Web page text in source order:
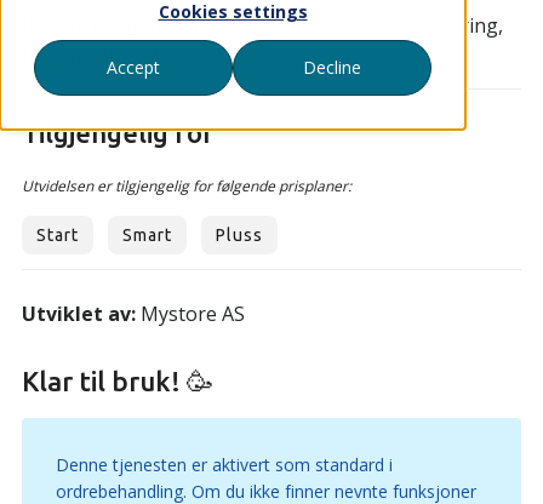
Cookies settings
Accept Decline
Du kan til og med trekke fra gebyrer ved kreditering,
f.eks portokostnad eller skade 💪
Tilgjengelig for
Utvidelsen er tilgjengelig for følgende prisplaner:
Start Smart Pluss
Utviklet av: Mystore AS
Klar til bruk! 🥳
Denne tjenesten er aktivert som standard i
ordrebehandling. Om du ikke finner nevnte funksjoner